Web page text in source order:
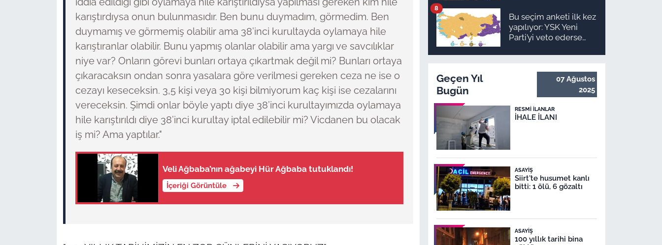
karıştırdıysa onun bulunmasıdır. Ben bunu duymadım, görmedim. Ben
duymamış ve görmemiş olabilir ama 38’inci kurultayda oylamaya hile
karıştıranlar olabilir. Bunu yapmış olanlar olabilir ama yargı ve savcılıklar
niye var? Onların görevi bunları ortaya çıkartmak değil mi? Bunları ortaya
çıkaracaksın ondan sonra yasalara göre verilmesi gereken ceza ne ise o
cezayı keseceksin. 3,5 kişi veya 30 kişi bilmiyorum kaç kişi ise cezalarını
vereceksin. Şimdi onlar böyle yaptı diye 38’inci kurultayımızda oylamaya
hile karıştırıldı diye 38’inci kurultay iptal edilebilir mi? Vicdanen bu olacak
iş mi? Ama yaptılar."
Veli Ağbaba’nın ağabeyi Hür Ağbaba tutuklandı!
İçeriği Görüntüle
ilçe ilçe teslimat
takvimi ve ödeme
planı
Bu seçim anketi ilk kez
yapılıyor: YSK Yeni
Parti’yi veto ederse
olur?
8
Geçen Yıl
Bugün
07 Ağustos
2025
RESMI İLANLAR
İHALE İLANI
ASAYIŞ
Siirt'te husumet kanlı
bitti: 1 ölü, 6 gözaltı
ASAYIŞ
100 yıllık tarihi bina